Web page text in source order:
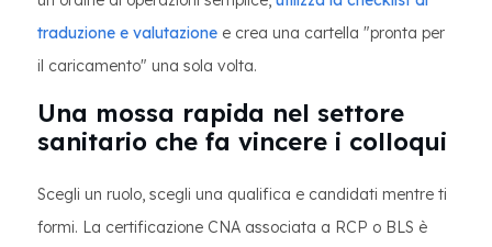
traduzione e valutazione e crea una cartella "pronta per
il caricamento" una sola volta.
Una mossa rapida nel settore
sanitario che fa vincere i colloqui
Scegli un ruolo, scegli una qualifica e candidati mentre ti
formi. La certificazione CNA associata a RCP o BLS è